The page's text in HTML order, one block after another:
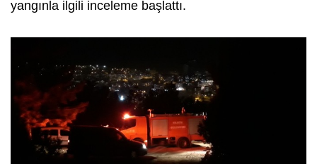
yangınla ilgili inceleme başlattı.